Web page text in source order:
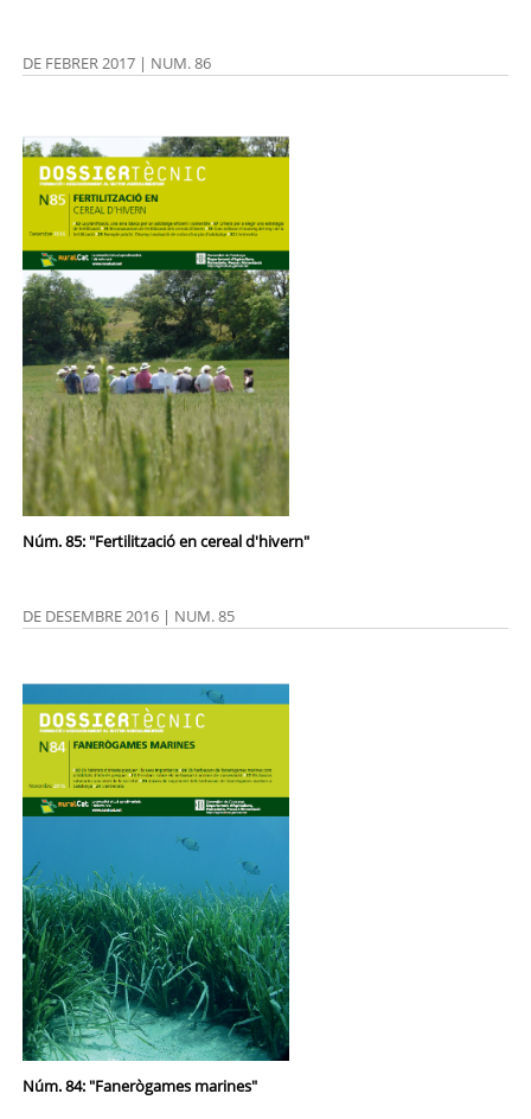
DE FEBRER 2017 | NUM. 86
Núm. 85: "Fertilització en cereal d'hivern"
DE DESEMBRE 2016 | NUM. 85
Núm. 84: "Fanerògames marines"